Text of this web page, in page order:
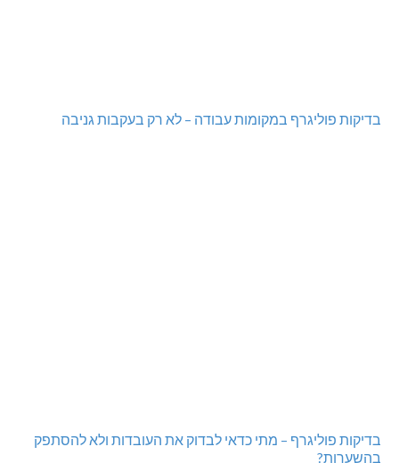
בדיקות פוליגרף במקומות עבודה – לא רק בעקבות גניבה
בדיקות פוליגרף – מתי כדאי לבדוק את העובדות ולא להסתפק
בהשערות?